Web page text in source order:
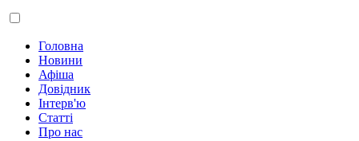
Головна
Новини
Афіша
Довідник
Інтерв'ю
Статті
Про нас